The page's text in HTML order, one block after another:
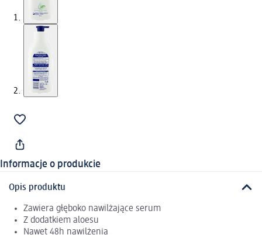
Informacje o produkcie
Opis produktu
Zawiera głęboko nawilżające serum
Z dodatkiem aloesu
Nawet 48h nawilżenia